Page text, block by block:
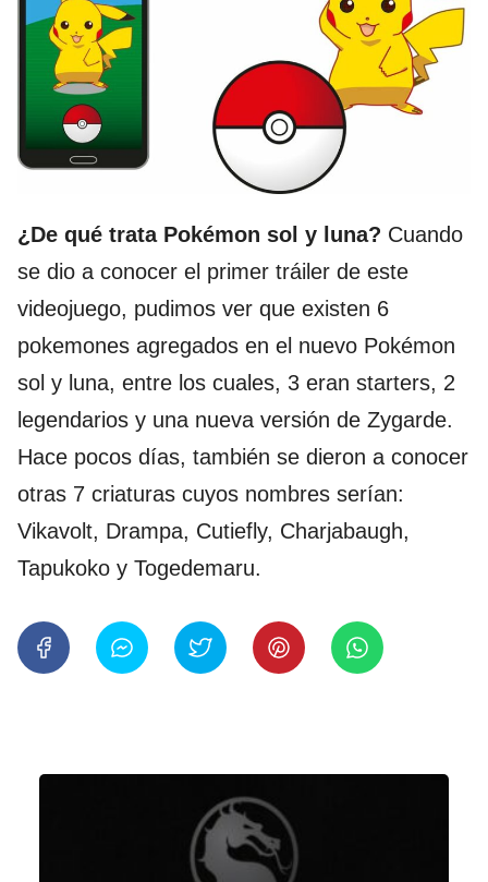
¿De qué trata Pokémon sol y luna? Cuando
se dio a conocer el primer tráiler de este
videojuego, pudimos ver que existen 6
pokemones agregados en el nuevo Pokémon
sol y luna, entre los cuales, 3 eran starters, 2
legendarios y una nueva versión de Zygarde.
Hace pocos días, también se dieron a conocer
otras 7 criaturas cuyos nombres serían:
Vikavolt, Drampa, Cutiefly, Charjabaugh,
Tapukoko y Togedemaru.